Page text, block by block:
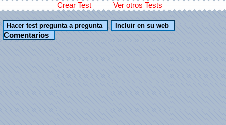
Crear Test Ver otros Tests
Comentarios